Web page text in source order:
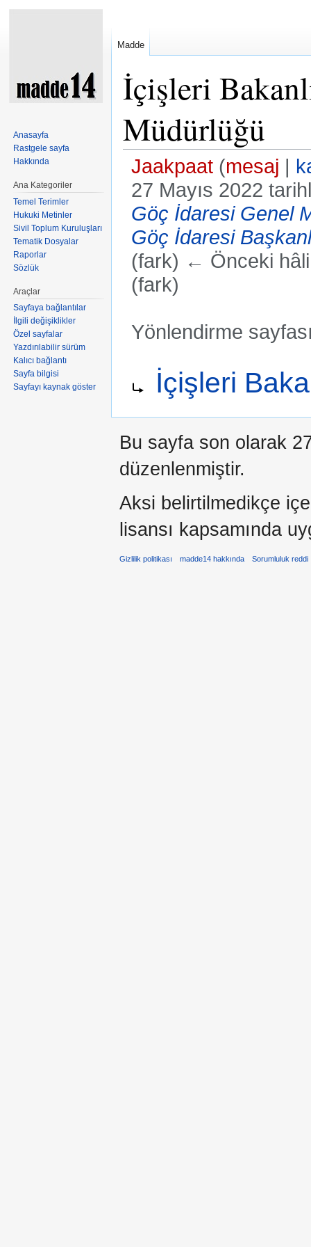
İçişleri
Müdürlüğü
Jaakpaat (mesaj |
27 Mayıs 2022
Göç İdaresi Genel
Göç İdaresi
(fark) ← Önceki
(fark)
Yönlendirme
İçişleri
Madde
Anasayfa
Rastgele sayfa
Hakkında
Ana Kategoriler
Temel Terimler
Hukuki Metinler
Sivil Toplum Kuruluşları
Tematik Dosyalar
Raporlar
Sözlük
Araçlar
Sayfaya bağlantılar
İlgili değişiklikler
Özel sayfalar
Yazdırılabilir sürüm
Kalıcı bağlantı
Sayfa bilgisi
Sayfayı kaynak göster
Bu sayfa son olarak
düzenlenmiştir.
Aksi belirtilmedikçe
lisansı kapsamında
Gizlilik politikası madde14 hakkında Sorumluluk reddi